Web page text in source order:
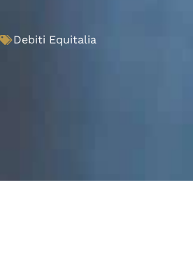
Debiti Equitalia